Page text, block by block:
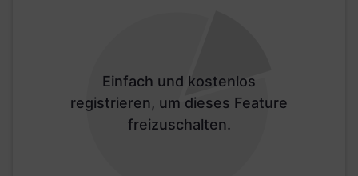
Einfach und kostenlos
registrieren, um dieses Feature
freizuschalten.